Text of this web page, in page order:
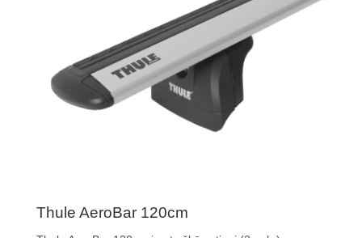
Thule AeroBar 120cm